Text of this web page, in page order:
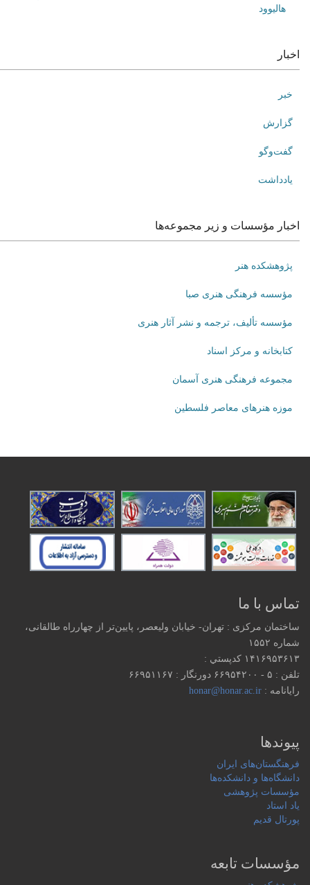
هالیوود
اخبار
خبر
گزارش
گفت‌وگو
یادداشت
اخبار مؤسسات و زیر مجموعه‌ها
پژوهشکده هنر
مؤسسه فرهنگی هنری صبا
مؤسسه تألیف، ترجمه و نشر آثار هنری
کتابخانه و مرکز اسناد
مجموعه فرهنگی هنری آسمان
موزه هنرهای‌ معاصر فلسطین
تماس با ما
ساختمان مرکزی : تهران- خیابان ولیعصر، پایین‌تر از چهارراه طالقانی،
شماره ۱۵۵۲
۱۴۱۶۹۵۳۶۱۳ كدپستي :
تلفن : ۵ - ۶۶۹۵۴۲۰۰ دورنگار : ۶۶۹۵۱۱۶۷
رایانامه :honar@honar.ac.ir
پیوندها
فرهنگستان‌های ایران
دانشگاه‌ها و دانشکده‌ها
مؤسسات پژوهشی
یاد استاد
پورتال قدیم
مؤسسات تابعه